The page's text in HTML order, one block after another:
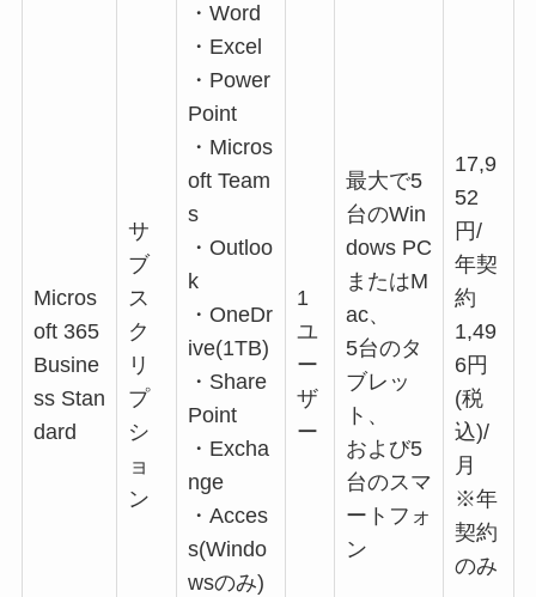
Micros
oft 365
Busine
ss Stan
dard
サ
ブ
ス
ク
リ
プ
シ
ョ
ン
・Word
・Excel
・Power
Point
・Micros
oft Team
s
・Outloo
k
・OneDr
ive(1TB)
・Share
Point
・Excha
nge
・Acces
s(Windo
wsのみ)
1
ユ
ー
ザ
ー
最大で5
台のWin
dows PC
またはM
ac、
5台のタ
ブレッ
ト、
および5
台のスマ
ートフォ
ン
17,9
52
円/
年契
約
1,49
6円
(税
込)/
月
※年
契約
のみ